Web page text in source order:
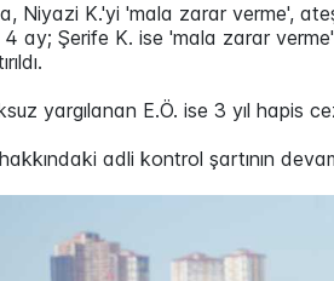
Niyazi K.'yi 'mala zarar verme',
4 ay; Şerife K. ise 'mala zarar
yargılanan E.Ö. ise 3 yıl hapis
adli kontrol şartının